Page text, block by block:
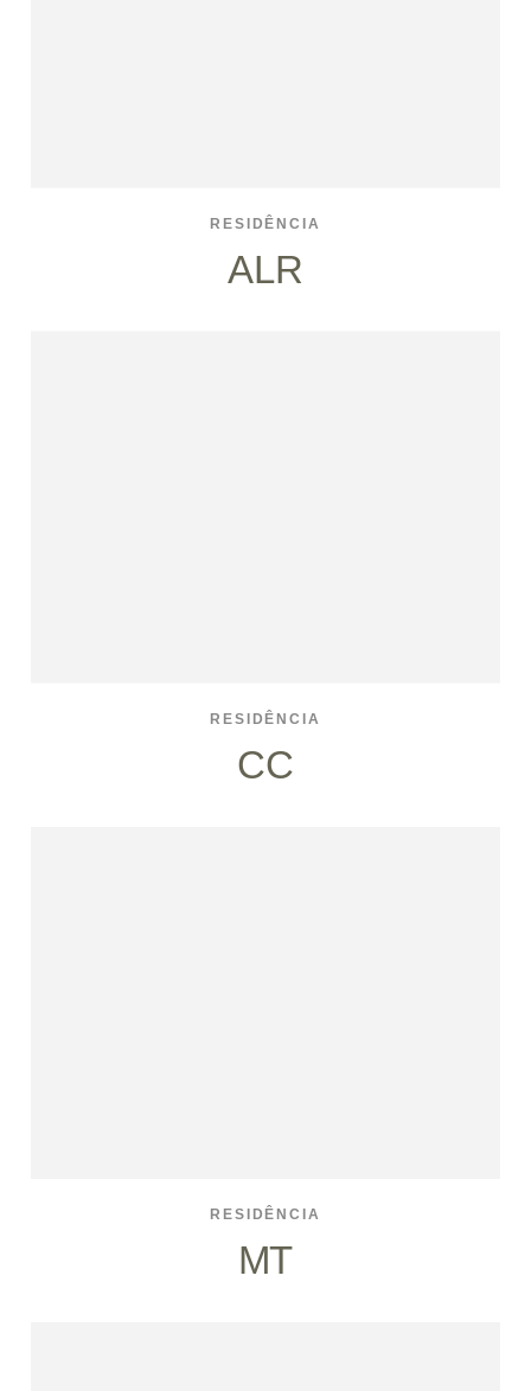
RESIDÊNCIA
ALR
RESIDÊNCIA
CC
RESIDÊNCIA
MT